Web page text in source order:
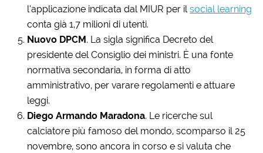
l’applicazione indicata dal MIUR per ilsocial learning
conta già 1,7 milioni di utenti.
Nuovo DPCM. La sigla significa Decreto del
presidente del Consiglio dei ministri. È una fonte
normativa secondaria, in forma di atto
amministrativo, per varare regolamenti e attuare
leggi.
Diego Armando Maradona. Le ricerche sul
calciatore più famoso del mondo, scomparso il 25
novembre, sono ancora in corso e si valuta che